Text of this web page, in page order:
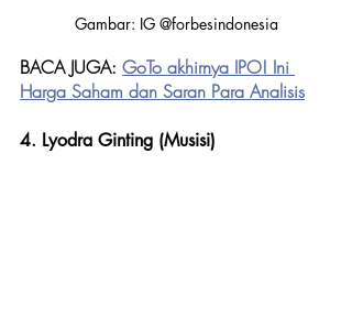
Gambar: IG @forbesindonesia
BACA JUGA: GoTo akhirnya IPO! Ini
Harga Saham dan Saran Para Analisis
4. Lyodra Ginting (Musisi)